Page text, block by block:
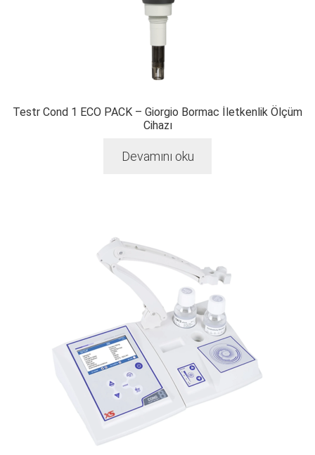
Testr Cond 1 ECO PACK – Giorgio Bormac İletkenlik Ölçüm
Cihazı
Devamını oku